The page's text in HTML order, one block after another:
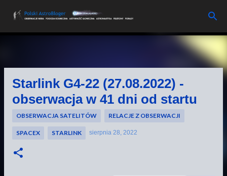
Przejdź do głównej zawartości
Starlink G4-22 (27.08.2022) -
obserwacja w 41 dni od startu
OBSERWACJA SATELITÓW RELACJE Z OBSERWACJI
SPACEX STARLINK sierpnia 28, 2022